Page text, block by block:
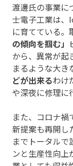
渡邊氏の事業に
士電子工業は、
に育てている。
の傾向を掴む」
から、異常が起
まるような大き
どが出来るわけ
や深夜に修理に
また、コロナ
新提案も再開し
までトータル
ンと生産性向